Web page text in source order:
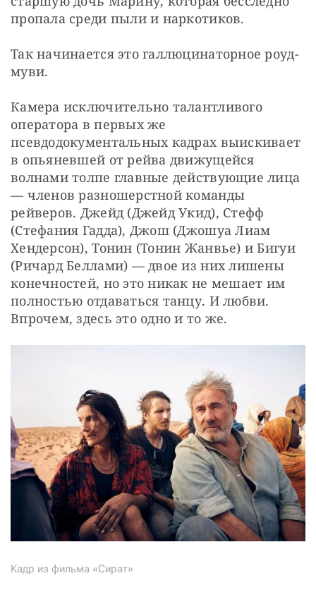
пропала среди пыли и наркотиков.
Так начинается это галлюцинаторное роуд-
муви.
Камера исключительно талантливого
оператора в первых же
псевдодокументальных кадрах выискивает
в опьяневшей от рейва движущейся
волнами толпе главные действующие лица
— членов разношерстной команды
рейверов. Джейд (Джейд Укид), Стефф
(Стефания Гадда), Джош (Джошуа Лиам
Хендерсон), Тонин (Тонин Жанвье) и Бигуи
(Ричард Беллами) — двое из них лишены
конечностей, но это никак не мешает им
полностью отдаваться танцу. И любви.
Впрочем, здесь это одно и то же.
Кадр из фильма «Сират»